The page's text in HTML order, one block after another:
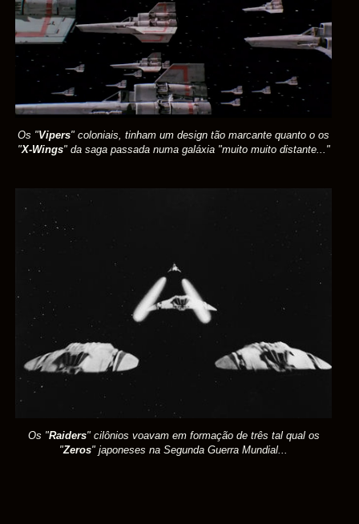
Os "Vipers" coloniais, tinham um design tão marcante quanto o os
"X-Wings" da saga passada numa galáxia "muito muito distante..."
Os "Raiders" cilônios voavam em formação de três tal qual os
"Zeros" japoneses na Segunda Guerra Mundial...